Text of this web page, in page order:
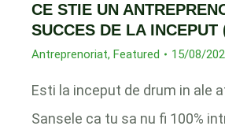
CE STIE UN
SUCCES DE LA INCEPUT
Antreprenoriat, Featured 15/08/
Esti la inceput de drum in ale
Sansele ca tu sa nu fi 100%